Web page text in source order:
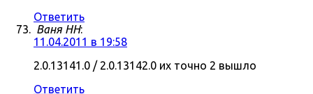
Ответить
Ваня НН:
11.04.2011 в 19:58
2.0.13141.0 / 2.0.13142.0 их точно 2 вышло
Ответить